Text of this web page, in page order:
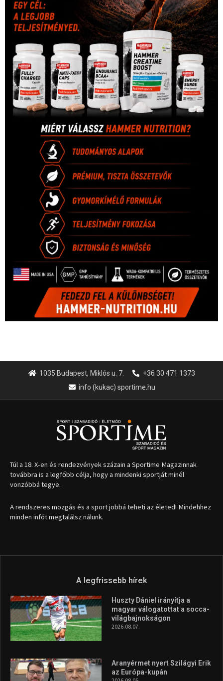
1035 Budapest, Miklós u. 7.
+36 30 471 1373
info (kukac) sportime.hu
Túl a 18. X-en és rendezvények százain a Sportime Magazinnak
továbbra is a legfőbb célja, hogy a mindenki sportját minél
vonzóbbá tegye.
A rendszeres mozgás és a sport jobbá teheti az életed! Mindehhez
minden infót megtalálsz nálunk.
A legfrissebb hírek
Huszty Dániel irányítja a
magyar válogatottat a socca-
világbajnokságon
2026.08.07.
Aranyérmet nyert Szilágyi Erik
az Európa-kupán